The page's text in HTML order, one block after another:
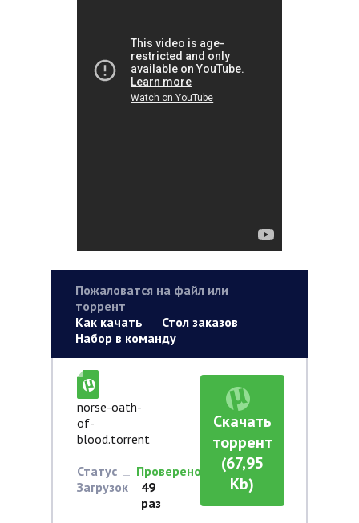
Пожаловатся на файл или
торрент
Как качать
Стол заказов
Набор в команду
norse-oath-
of-
blood.torrent
Статус
Проверено
Загрузок
49
раз
Скачать
торрент
(67,95
Kb)